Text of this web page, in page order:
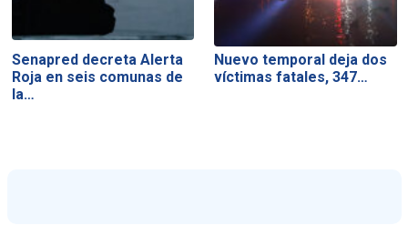
Senapred decreta Alerta
Roja en seis comunas de
la…
Nuevo temporal deja dos
víctimas fatales, 347…